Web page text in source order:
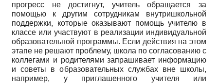
прогресс не достигнут, учитель обращается за
помощью к другим сотрудникам внутришкольной
поддержки, которые оказывают помощь учителю в
классе или участвуют в реализации индивидуальной
образовательной программы. Если действия на этом
этапе не решают проблему, школа по согласованию с
коллегами и родителями запрашивает информацию
и советы в образовательных службах вне школы,
например, у приглашенного учителя или